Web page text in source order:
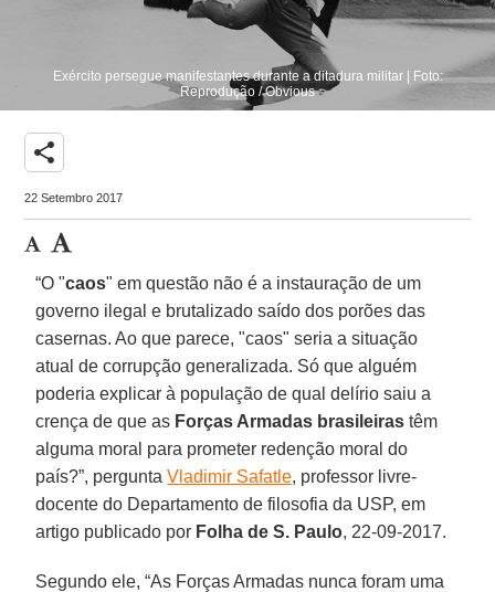
Exército persegue manifestantes durante a ditadura militar | Foto:
Reprodução / Obvious
share
22 Setembro 2017
“O "caos" em questão não é a instauração de um
governo ilegal e brutalizado saído dos porões das
casernas. Ao que parece, "caos" seria a situação
atual de corrupção generalizada. Só que alguém
poderia explicar à população de qual delírio saiu a
crença de que as Forças Armadas brasileiras têm
alguma moral para prometer redenção moral do
país?”, perguntaVladimir Safatle, professor livre-
docente do Departamento de filosofia da USP, em
artigo publicado por Folha de S. Paulo, 22-09-2017.
Segundo ele, “As Forças Armadas nunca foram uma